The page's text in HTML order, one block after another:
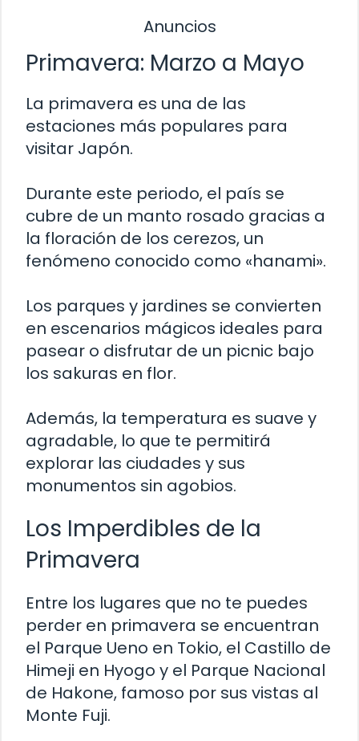
Anuncios
Primavera: Marzo a Mayo
La primavera es una de las
estaciones más populares para
visitar Japón.
Durante este periodo, el país se
cubre de un manto rosado gracias a
la floración de los cerezos, un
fenómeno conocido como «hanami».
Los parques y jardines se convierten
en escenarios mágicos ideales para
pasear o disfrutar de un picnic bajo
los sakuras en flor.
Además, la temperatura es suave y
agradable, lo que te permitirá
explorar las ciudades y sus
monumentos sin agobios.
Los Imperdibles de la
Primavera
Entre los lugares que no te puedes
perder en primavera se encuentran
el Parque Ueno en Tokio, el Castillo de
Himeji en Hyogo y el Parque Nacional
de Hakone, famoso por sus vistas al
Monte Fuji.